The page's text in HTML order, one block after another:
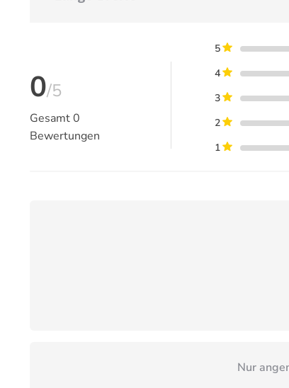
0/5
Gesamt0
Bewertungen
5
4
3
2
1
Nur